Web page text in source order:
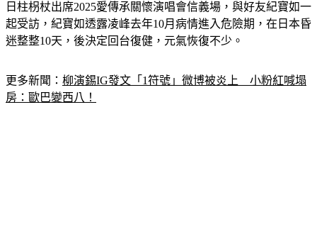
日柱枴杖出席2025愛傳承關懷演唱會信義場，與好友紀寶如一
起受訪，紀寶如透露凌峰去年10月病情進入危險期，在日本昏
迷整整10天，後決定回台復健，元氣恢復不少。
更多新聞： 柳演錫IG發文「1符號」微博被炎上　小粉紅喊塌
房：歐巴變西八！